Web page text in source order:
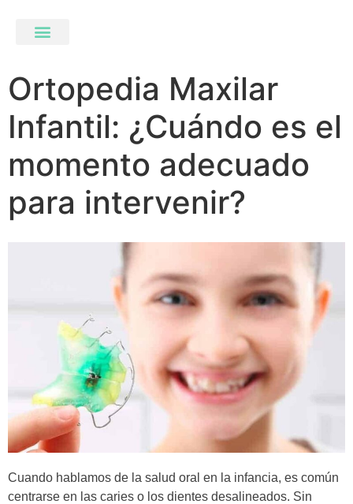
Ortopedia Maxilar
Infantil: ¿Cuándo es el
momento adecuado
para intervenir?
Cuando hablamos de la salud oral en la infancia, es común
centrarse en las caries o los dientes desalineados. Sin